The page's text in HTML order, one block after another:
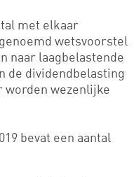
met elkaar
wetsvoorstel
naar laagbelastende
de dividendbelasting
worden wezenlijke
bevat een aantal